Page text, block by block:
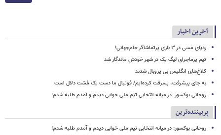
آخرین اخبار
ردپای مسی در ۳ بازی پرتماشاگر جام‌جهانی!
تیم پرماجرای لیگ یک در شهر خودش ماندگار شد
کلاغ‌های انگلیس بی پروبال شدند
به جای پیشرفت، پسرفت کرده‌ایم/ فوتبال ما دست یک مُشت دلال است
روحانی بوکسور: در میانه انتخابی تیم ملی خوابی دیدم و آمدم طلبه شدم!
پربیننده‌ترین
روحانی بوکسور: در میانه انتخابی تیم ملی خوابی دیدم و آمدم طلبه شدم!